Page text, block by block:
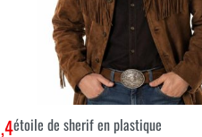
étoile de sherif en plastique